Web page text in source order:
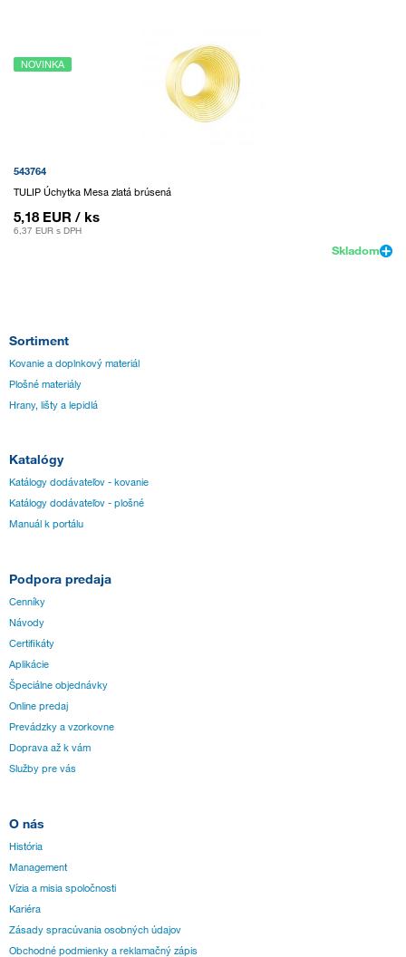
NOVINKA
543764
TULIP Úchytka Mesa zlatá brúsená
5,18 EUR / ks
6,37 EUR s DPH
Skladom
Sortiment
Kovanie a doplnkový materiál
Plošné materiály
Hrany, lišty a lepidlá
Katalógy
Katálogy dodávateľov - kovanie
Katálogy dodávateľov - plošné
Manuál k portálu
Podpora predaja
Cenníky
Návody
Certifikáty
Aplikácie
Špeciálne objednávky
Online predaj
Prevádzky a vzorkovne
Doprava až k vám
Služby pre vás
O nás
História
Management
Vízia a misia spoločnosti
Kariéra
Zásady spracúvania osobných údajov
Obchodné podmienky a reklamačný zápis